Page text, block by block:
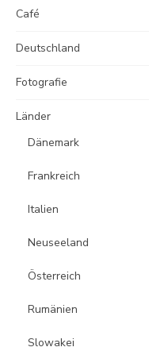
Café
Deutschland
Fotografie
Länder
Dänemark
Frankreich
Italien
Neuseeland
Österreich
Rumänien
Slowakei